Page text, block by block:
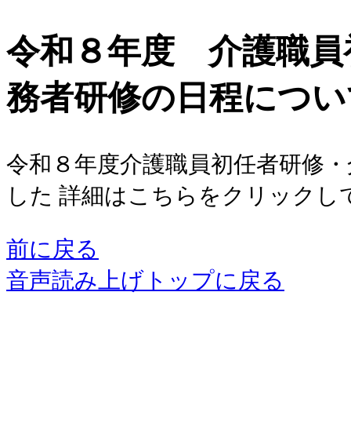
令和８年度 介護職員
務者研修の日程につ
令和８年度介護職員初任者研修
した 詳細はこちらをクリックし
前に戻る
音声読み上げトップに戻る